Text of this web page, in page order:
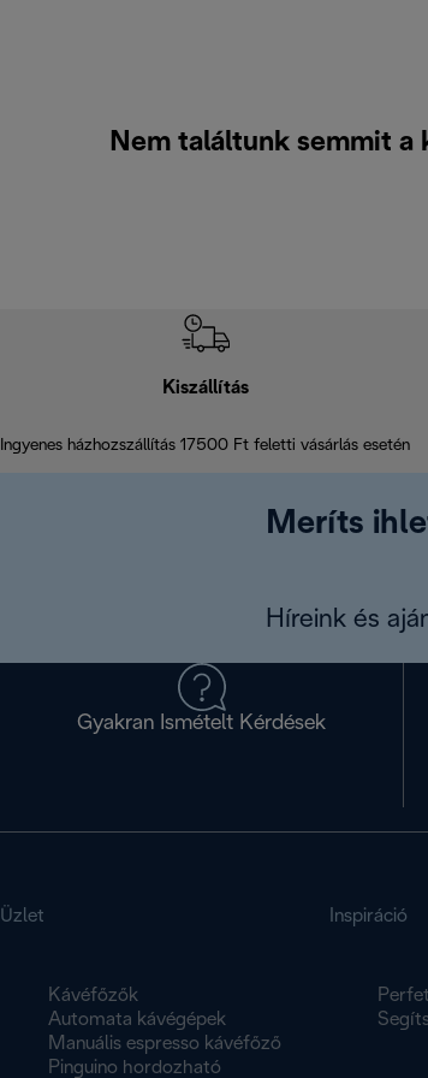
Nem találtunk semmit
Kiszállítás
Ingyenes házhozszállítás 17500 Ft feletti vásárlás esetén
Meríts
Híreink és
Gyakran Ismételt Kérdések
Üzlet
Kávéfőzők
Automata kávégépek
Manuális espresso kávéfőző
Pinguino hordozható
Inspiráció